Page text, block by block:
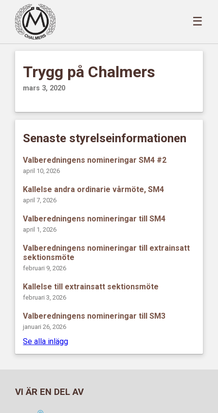
☰
Trygg på Chalmers
mars 3, 2020
Senaste styrelseinformationen
Valberedningens nomineringar SM4 #2
april 10, 2026
Kallelse andra ordinarie vårmöte, SM4
april 7, 2026
Valberedningens nomineringar till SM4
april 1, 2026
Valberedningens nomineringar till extrainsatt
sektionsmöte
februari 9, 2026
Kallelse till extrainsatt sektionsmöte
februari 3, 2026
Valberedningens nomineringar till SM3
januari 26, 2026
Se alla inlägg
VI ÄR EN DEL AV